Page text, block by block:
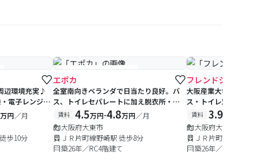
辺環境充実♪
電子レンジ）
万円／月
歩10分
#予約受付中 #空室待ち
エポカ
全室南向きベランダで日当たり良好。バ
ス、トイレセパレートに加え脱衣所・独
立洗面台付きで設備充実！
賃料 4.5万円-4.8万円／月
大阪府大東市
ＪＲ片町線野崎駅 徒歩8分
築26年／RC4階建て
フレンドシップα
大阪産業大学まで徒歩４分
ス・トイレ別タイプ、お部
帖！
賃料 3.95
大阪府大東市
ＪＲ片町線野崎駅 徒歩11
築26年／RC6階建て